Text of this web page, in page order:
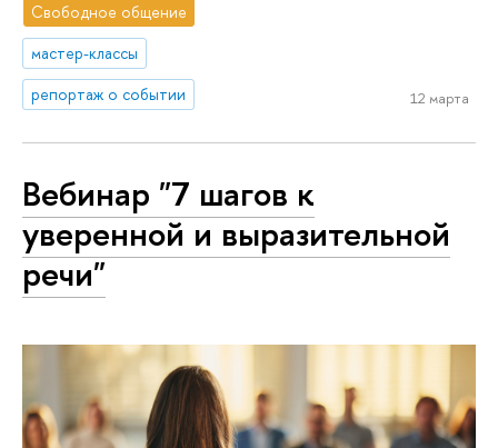
Свободное общение
мастер-классы
репортаж о событии
12 марта
Вебинар "7 шагов к
уверенной и выразительной
речи"